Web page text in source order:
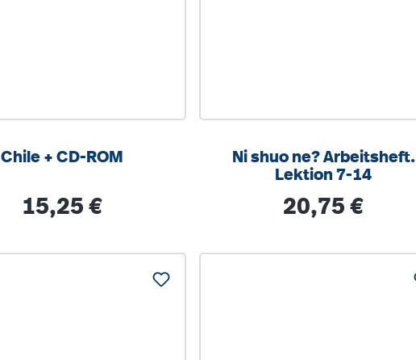
Chile + CD-ROM
Regulärer Preis:
15,25 €
Ni shuo ne? Arbeitsheft.
Lektion 7-14
Regulärer Preis:
20,75 €